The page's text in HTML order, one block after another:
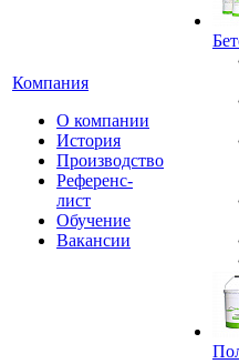
Компания
О компании
История
Производство
Референс-
лист
Обучение
Вакансии